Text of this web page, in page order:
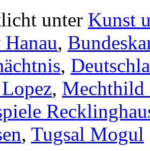
unter Kunst
,
,
, Mechthild
, Tugsal Mogul